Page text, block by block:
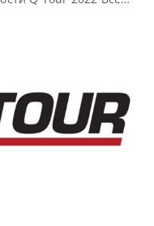
Квалификация Q